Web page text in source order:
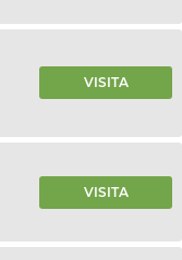
VISITA
VISITA